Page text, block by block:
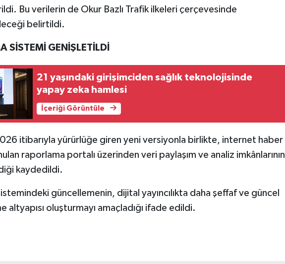
Bu verilerin de Okur Bazlı Trafik ilkeleri çerçevesinde
belirtildi.
SİSTEMİ GENİŞLETİLDİ
21 yaşındaki girişimciden sağlık teknolojisinde
yapay zeka hamlesi
İçeriği Görüntüle
itibarıyla yürürlüğe giren yeni versiyonla birlikte, internet haber
raporlama portalı üzerinden veri paylaşım ve analiz imkânlarının
kaydedildi.
güncellemenin, dijital yayıncılıkta daha şeffaf ve güncel
altyapısı oluşturmayı amaçladığı ifade edildi.